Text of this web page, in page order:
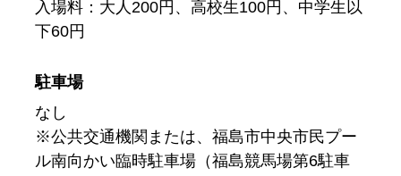
入場料：大人200円、高校生100円、中学生以
下60円
駐車場
なし
※公共交通機関または、福島市中央市民プー
ル南向かい臨時駐車場（福島競馬場第6駐車